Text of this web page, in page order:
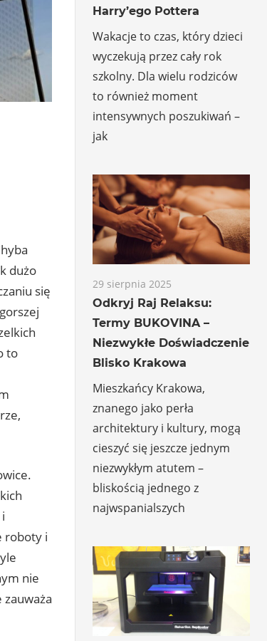
dużo
się
to
roboty i
nie
Harry’ego Pottera
Wakacje to czas, który dzieci
wyczekują przez cały rok
szkolny. Dla wielu rodziców
to również moment
intensywnych poszukiwań –
jak
29 sierpnia 2025
Odkryj Raj Relaksu:
Termy BUKOVINA –
Niezwykłe Doświadczenie
Blisko Krakowa
Mieszkańcy Krakowa,
znanego jako perła
architektury i kultury, mogą
cieszyć się jeszcze jednym
niezwykłym atutem –
bliskością jednego z
najwspanialszych